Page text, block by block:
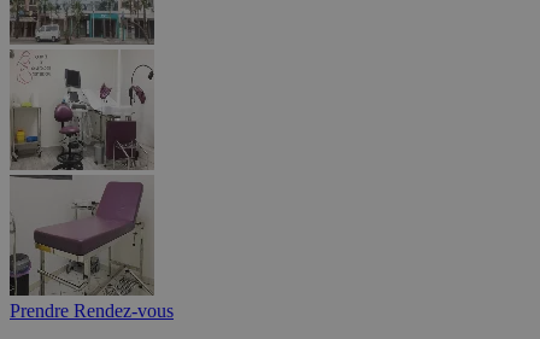
Prendre Rendez-vous